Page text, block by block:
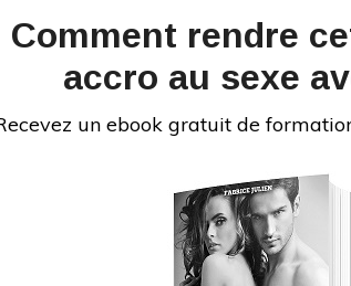
: https://fabricejulien.com/reseaux-
pourrait bien vous intéresser
« #teamcyprine » dans les
Comment rendre
accro au sexe
un ebook gratuit de